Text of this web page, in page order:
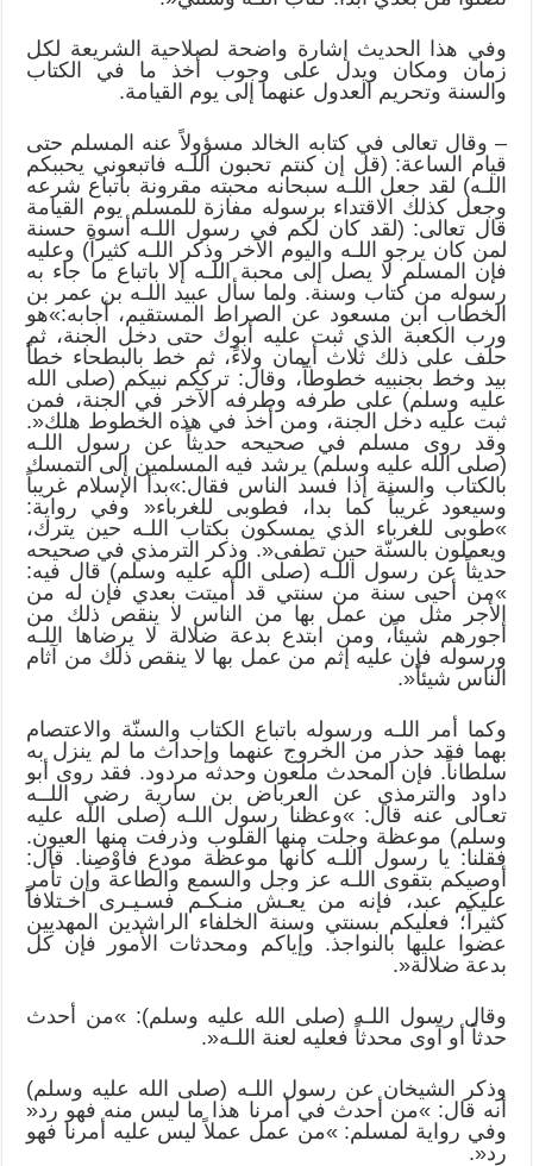
وفي هذا الحديث إشارة واضحة لصلاحية الشريعة لكل
زمان ومكان ويدل على وجوب أخذ ما في الكتاب
والسنة وتحريم العدول عنهما إلى يوم القيامة.
– وقال تعالى في كتابه الخالد مسؤولاً عنه المسلم حتى
قيام الساعة: (قل إن كنتم تحبون اللـه فاتبعوني يحببكم
اللـه) لقد جعل اللـه سبحانه محبته مقرونة باتباع شرعه
وجعل كذلك الاقتداء برسوله مفازة للمسلم يوم القيامة
قال تعالى: (لقد كان لكم في رسول اللـه أسوة حسنة
لمن كان يرجو اللـه واليوم الآخر وذكر اللـه كثيراً) وعليه
فإن المسلم لا يصل إلى محبة اللـه إلا باتباع ما جاء به
رسوله من كتاب وسنة. ولما سأل عبيد اللـه بن عمر بن
الخطاب ابن مسعود عن الصراط المستقيم، أجابه:»هو
ورب الكعبة الذي ثبت عليه أبوك حتى دخل الجنة، ثم
حلف على ذلك ثلاث أيمان ولاءً، ثم خط بالبطحاء خطاً
بيد وخط بجنبيه خطوطاً، وقال: ترككم نبيكم (صلى الله
عليه وسلم) على طرفه وطرفه الآخر في الجنة، فمن
ثبت عليه دخل الجنة، ومن أخذ في هذه الخطوط هلك«.
وقد روى مسلم في صحيحه حديثاً عن رسول اللـه
(صلى الله عليه وسلم) يرشد فيه المسلمين إلى التمسك
بالكتاب والسنة إذا فسد الناس فقال:»بدأ الإسلام غريباً
وسيعود غريباً كما بدا، فطوبى للغرباء« وفي رواية:
»طوبى للغرباء الذي يمسكون بكتاب اللـه حين يترك،
ويعملون بالسنّة حين تطفى«. وذكر الترمذي في صحيحه
حديثاً عن رسول اللـه (صلى الله عليه وسلم) قال فيه:
»من أحيى سنة من سنتي قد أميتت بعدي فإن له من
الأجر مثل من عمل بها من الناس لا ينقص ذلك من
أجورهم شيئاً، ومن ابتدع بدعة ضلالة لا يرضاها اللـه
ورسوله فإن عليه إثم من عمل بها لا ينقص ذلك من آثام
الناس شيئاً«.
وكما أمر اللـه ورسوله باتباع الكتاب والسنّة والاعتصام
بهما فقد حذر من الخروج عنهما وإحداث ما لم ينزل به
سلطاناً. فإن المحدث ملعون وحدثه مردود. فقد روى أبو
داود والترمذي عن العرباض بن سارية رضي اللــه
تعـالى عنه قال: »وعظنا رسول اللـه (صلى الله عليه
وسلم) موعظة وجلت منها القلوب وذرفت منها العيون.
فقلنا: يا رسول اللـه كأنها موعظة مودع فأوْصِنا. قال:
أوصيكم بتقوى اللـه عز وجل والسمع والطاعة وإن تأمر
عليكم عبد، فإنه من يعـش منـكـم فسـيـرى اخـتلافاً
كثيراً؛ فعليكم بسنتي وسنة الخلفاء الراشدين المهديين
عضوا عليها بالنواجذ. وإياكم ومحدثات الأمور فإن كل
بدعة ضلالة«.
وقال رسول اللـه (صلى الله عليه وسلم): »من أحدث
حدثاً أو آوى محدثاً فعليه لعنة اللـه«.
وذكر الشيخان عن رسول اللـه (صلى الله عليه وسلم)
أنه قال: »من أحدث في أمرنا هذا ما ليس منه فهو رد«
وفي رواية لمسلم: »من عمل عملاً ليس عليه أمرنا فهو
رد«.